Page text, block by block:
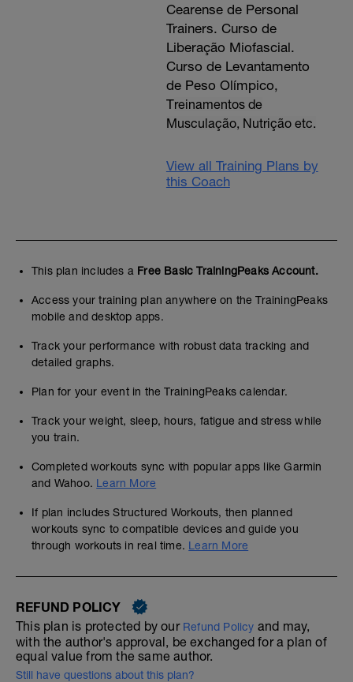
Cearense de Personal
Trainers. Curso de
Liberação Miofascial.
Curso de Levantamento
de Peso Olímpico,
Treinamentos de
Musculação, Nutrição etc.
View all Training Plans by
this Coach
This plan includes a Free Basic TrainingPeaks Account.
Access your training plan anywhere on the TrainingPeaks
mobile and desktop apps.
Track your performance with robust data tracking and
detailed graphs.
Plan for your event in the TrainingPeaks calendar.
Track your weight, sleep, hours, fatigue and stress while
you train.
Completed workouts sync with popular apps like Garmin
and Wahoo. Learn More
If plan includes Structured Workouts, then planned
workouts sync to compatible devices and guide you
through workouts in real time. Learn More
REFUND POLICY
This plan is protected by our Refund Policy and may,
with the author's approval, be exchanged for a plan of
equal value from the same author.
Still have questions about this plan?